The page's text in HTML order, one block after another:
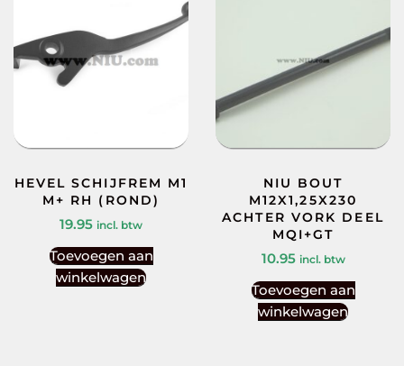
HEVEL SCHIJFREM M1
M+ RH (ROND)
19.95 incl. btw
Toevoegen aan
winkelwagen
NIU BOUT
M12X1,25X230
ACHTER VORK DEEL
MQI+GT
10.95 incl. btw
Toevoegen aan
winkelwagen